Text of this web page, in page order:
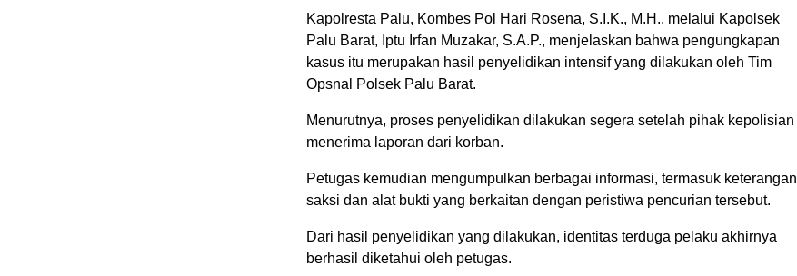
Kapolresta Palu, Kombes Pol Hari Rosena, S.I.K., M.H., melalui Kapolsek
Palu Barat, Iptu Irfan Muzakar, S.A.P., menjelaskan bahwa pengungkapan
kasus itu merupakan hasil penyelidikan intensif yang dilakukan oleh Tim
Opsnal Polsek Palu Barat.
Menurutnya, proses penyelidikan dilakukan segera setelah pihak kepolisian
menerima laporan dari korban.
Petugas kemudian mengumpulkan berbagai informasi, termasuk keterangan
saksi dan alat bukti yang berkaitan dengan peristiwa pencurian tersebut.
Dari hasil penyelidikan yang dilakukan, identitas terduga pelaku akhirnya
berhasil diketahui oleh petugas.